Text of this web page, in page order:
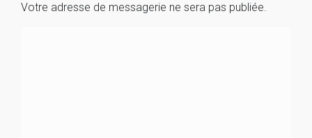
Votre adresse de messagerie ne sera pas publiée.